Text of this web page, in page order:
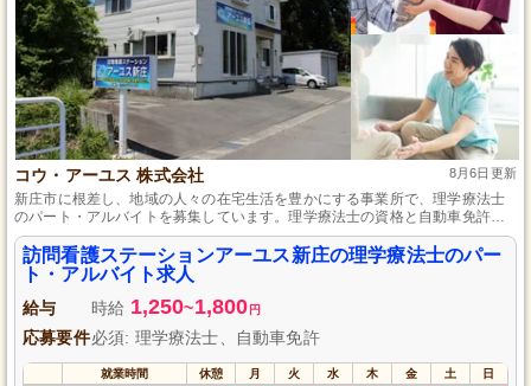
コウ・アーユス 株式会社 8月6日更新
新庄市に根差し、地域の人々の在宅生活を豊かにする事業所で、理学療法士
のパート・アルバイトを募集しています。理学療法士の資格と自動車免許が
あれば、ご利用者様の自宅を訪問し、リハビリ指導を行うやりがいのあるお
仕事です。勤務日は相談に応じ柔軟に対応するため、小さなお子さまがいる
方も育児と仕事を両立させやすい環境を整えています。
訪問看護ステーションアーユス新庄の理学療法士のパー
ト・アルバイト求人
給与 時給 1,250~1,800 円
応募要件必須: 理学療法士、自動車免許
就業時間 休憩 月 火 水 木 金 土 日